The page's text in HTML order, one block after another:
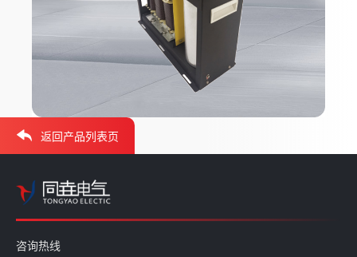
返回产品列表页
咨询热线